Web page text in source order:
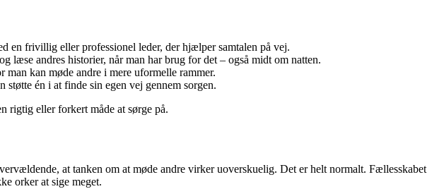
en frivillig eller professionel leder, der hjælper samtalen på vej.
læse andres historier, når man har brug for det – også midt om natten.
kan møde andre i mere uformelle rammer.
én i at finde sin egen vej gennem sorgen.
rigtig eller forkert måde at sørge på.
at tanken om at møde andre virker uoverskuelig. Det er helt normalt. Fællesskabet
orker at sige meget.